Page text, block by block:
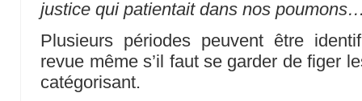
justice qui patientait dans nos
Plusieurs périodes peuvent être
revue même s’il faut se garder de figer
catégorisant.